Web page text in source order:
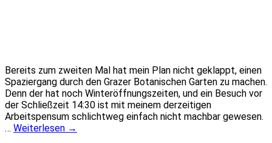
Bereits zum zweiten Mal hat mein Plan nicht geklappt, einen
Spaziergang durch den Grazer Botanischen Garten zu machen.
Denn der hat noch Winteröffnungszeiten, und ein Besuch vor
der Schließzeit 14:30 ist mit meinem derzeitigen
Arbeitspensum schlichtweg einfach nicht machbar gewesen.
… Weiterlesen →